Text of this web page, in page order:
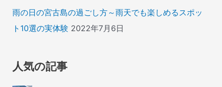
雨の日の宮古島の過ごし方～雨天でも楽しめるスポッ
ト10選の実体験 2022年7月6日
人気の記事